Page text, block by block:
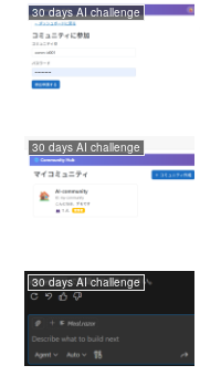
30 days AI challenge
30 days AI challenge
30 days AI challenge